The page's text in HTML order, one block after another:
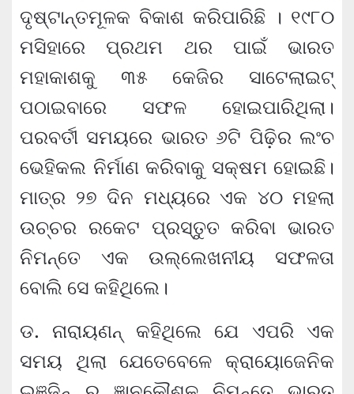
ଦୃଷ୍ଟାନ୍ତମୂଳକ ବିକାଶ କରିପାରିଛି । ୧୯୮୦
ମସିହାରେ ପ୍ରଥମ ଥର ପାଇଁ ଭାରତ
ମହାକାଶକୁ ୩୫ କେଜିର ସାଟେଲାଇଟ୍
ପଠାଇବାରେ ସଫଳ ହୋଇପାରିଥିଲା।
ପରବର୍ତୀ ସମୟରେ ଭାରତ ୬ଟି ପିଢ଼ିର ଲଂଚ
ଭେହିକଲ ନିର୍ମାଣ କରିବାକୁ ସକ୍ଷମ ହୋଇଛି।
ମାତ୍ର ୨୭ ଦିନ ମଧ୍ୟରେ ଏକ ୪୦ ମହଲା
ଉଚ୍ଚର ରକେଟ ପ୍ରସ୍ତୁତ କରିବା ଭାରତ
ନିମନ୍ତେ ଏକ ଉଲ୍ଲେଖନୀୟ ସଫଳତା
ବୋଲି ସେ କହିଥିଲେ।
ଡ. ନାରାୟଣନ୍ କହିଥିଲେ ଯେ ଏପରି ଏକ
ସମୟ ଥିଲା ଯେତେବେଳେ କ୍ରାୟୋଜେନିକ